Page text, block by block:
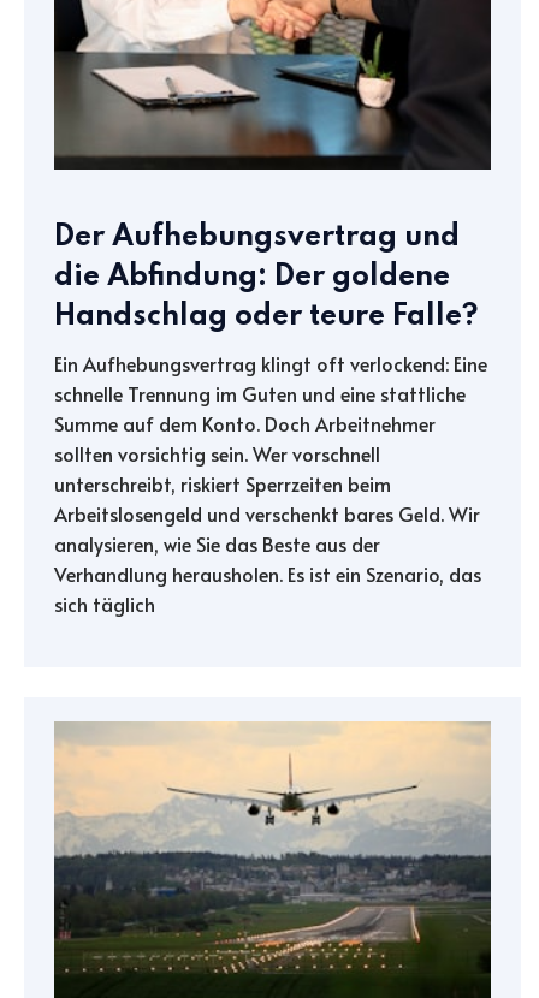
Der Aufhebungsvertrag und
die Abfindung: Der goldene
Handschlag oder teure Falle?
Ein Aufhebungsvertrag klingt oft verlockend: Eine
schnelle Trennung im Guten und eine stattliche
Summe auf dem Konto. Doch Arbeitnehmer
sollten vorsichtig sein. Wer vorschnell
unterschreibt, riskiert Sperrzeiten beim
Arbeitslosengeld und verschenkt bares Geld. Wir
analysieren, wie Sie das Beste aus der
Verhandlung herausholen. Es ist ein Szenario, das
sich täglich